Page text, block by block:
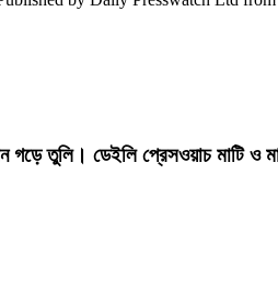
গড়ে তুলি। ডেইলি প্রেসওয়াচ মাটি ও